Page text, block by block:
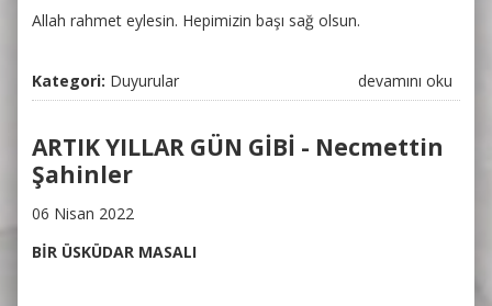
Allah rahmet eylesin. Hepimizin başı sağ olsun.
Kategori: Duyurular
VEFAT HABERİ
hakkında
devamını oku
ARTIK YILLAR GÜN GİBİ - Necmettin
Şahinler
06 Nisan 2022
BİR ÜSKÜDAR MASALI